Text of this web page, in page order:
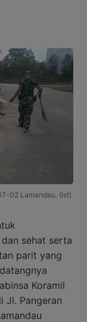
02 Lamandau. (Ist)
sehat serta
parit yang
Koramil
Jl. Pangeran